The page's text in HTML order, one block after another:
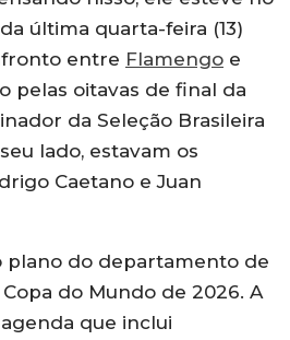
última quarta-feira (13)
entre Flamengo e
pelas oitavas de final da
da Seleção Brasileira
lado, estavam os
Caetano e Juan
plano do departamento de
do Mundo de 2026. A
que inclui